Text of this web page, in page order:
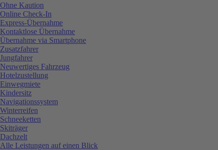
Ohne Kaution
Online Check-In
Express-Übernahme
Kontaktlose Übernahme
Übernahme via Smartphone
Zusatzfahrer
Jungfahrer
Neuwertiges Fahrzeug
Hotelzustellung
Einwegmiete
Kindersitz
Navigationssystem
Winterreifen
Schneeketten
Skiträger
Dachzelt
Alle Leistungen auf einen Blick